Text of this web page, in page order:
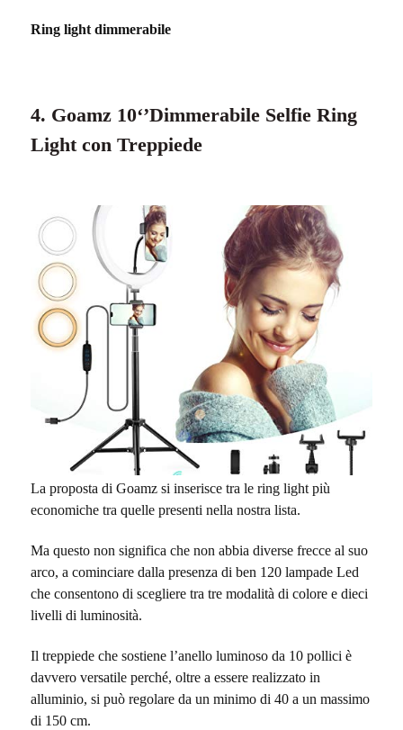
Ring light dimmerabile
4. Goamz 10‘’Dimmerabile Selfie Ring
Light con Treppiede
La proposta di Goamz si inserisce tra le ring light più
economiche tra quelle presenti nella nostra lista.
Ma questo non significa che non abbia diverse frecce al suo
arco, a cominciare dalla presenza di ben 120 lampade Led
che consentono di scegliere tra tre modalità di colore e dieci
livelli di luminosità.
Il treppiede che sostiene l’anello luminoso da 10 pollici è
davvero versatile perché, oltre a essere realizzato in
alluminio, si può regolare da un minimo di 40 a un massimo
di 150 cm.